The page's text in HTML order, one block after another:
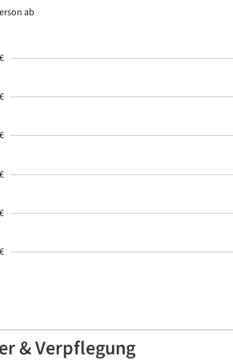
ab
02
& Verpflegung